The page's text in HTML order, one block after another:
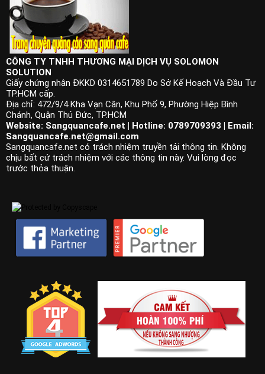
CÔNG TY TNHH THƯƠNG MẠI DỊCH VỤ SOLOMON
SOLUTION
Giấy chứng nhận ĐKKD 0314651789 Do Sở Kế Hoạch Và Đầu Tư
TP.HCM cấp.
Địa chỉ: 472/9/4 Kha Vạn Cân, Khu Phố 9, Phường Hiệp Bình
Chánh, Quận Thủ Đức, TP.HCM
Website: Sangquancafe.net | Hotline: 0789709393 | Email:
Sangquancafe.net@gmail.com
Sangquancafe.net có trách nhiệm truyền tải thông tin. Không
chịu bất cứ trách nhiệm với các thông tin này. Vui lòng đọc
trước thỏa thuận.